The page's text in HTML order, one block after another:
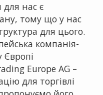
нас є
тому що у нас
для цього.
компанія-
Europe AG –
для торгівлі